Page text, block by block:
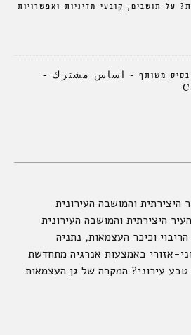
על תושבים, קובעי מדיניות ואפשרויות
בסיס משותף – أساس مشترك –
היצירתית והמושבה העירונית
היצירתית והמושבה העירונית
וכיכר העצמאות, נתניה
אזורי באמצעות אנרגיה מתחדשת
טבע עירוני? המקרה של גן העצמאות